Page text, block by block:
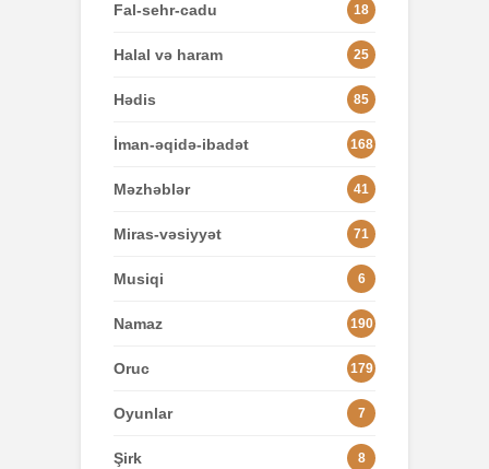
Fal-sehr-cadu 18
Halal və haram 25
Hədis 85
İman-əqidə-ibadət 168
Məzhəblər 41
Miras-vəsiyyət 71
Musiqi 6
Namaz 190
Oruc 179
Oyunlar 7
Şirk 8